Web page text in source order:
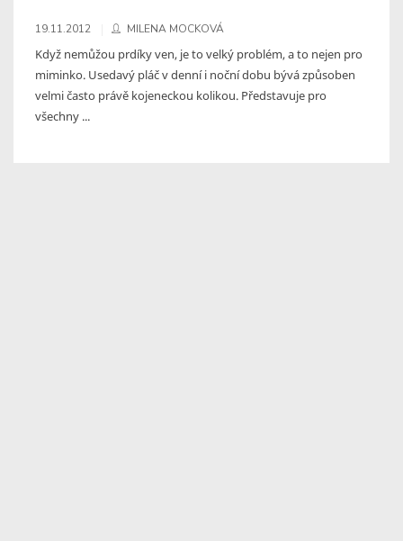
19.11.2012 MILENA MOCKOVÁ
Když nemůžou prdíky ven, je to velký problém, a to nejen pro
miminko. Usedavý pláč v denní i noční dobu bývá způsoben
velmi často právě kojeneckou kolikou. Představuje pro
všechny ...